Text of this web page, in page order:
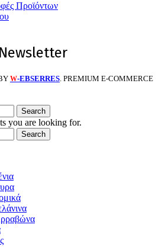
Προϊόντων
Newsletter
W-EBSERRES. PREMIUM E-COMMERCE
Search
you are looking for.
Search